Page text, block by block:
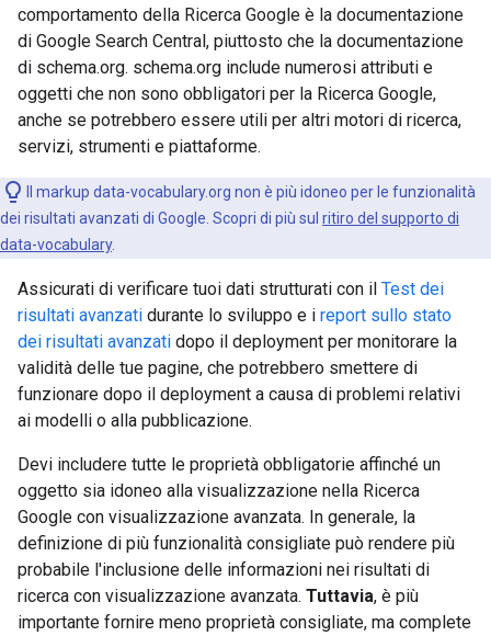
comportamento della Ricerca Google è la documentazione
di Google Search Central, piuttosto che la documentazione
di schema.org. schema.org include numerosi attributi e
oggetti che non sono obbligatori per la Ricerca Google,
anche se potrebbero essere utili per altri motori di ricerca,
servizi, strumenti e piattaforme.
Il markup data-vocabulary.org non è più idoneo per le funzionalità
dei risultati avanzati di Google. Scopri di più sul ritiro del supporto di
data-vocabulary.
Assicurati di verificare tuoi dati strutturati con il Test dei
risultati avanzati durante lo sviluppo e i report sullo stato
dei risultati avanzati dopo il deployment per monitorare la
validità delle tue pagine, che potrebbero smettere di
funzionare dopo il deployment a causa di problemi relativi
ai modelli o alla pubblicazione.
Devi includere tutte le proprietà obbligatorie affinché un
oggetto sia idoneo alla visualizzazione nella Ricerca
Google con visualizzazione avanzata. In generale, la
definizione di più funzionalità consigliate può rendere più
probabile l'inclusione delle informazioni nei risultati di
ricerca con visualizzazione avanzata. Tuttavia, è più
importante fornire meno proprietà consigliate, ma complete